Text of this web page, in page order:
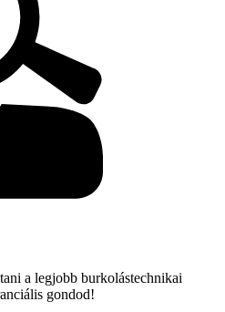
a legjobb burkolástechnikai
gondod!